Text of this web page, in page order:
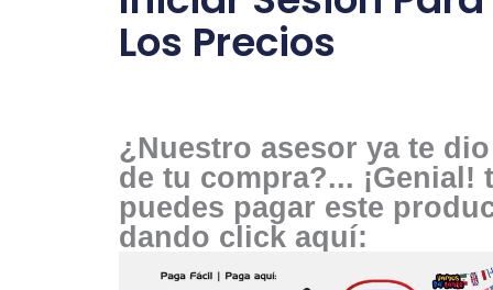
Los Precios
¿Nuestro asesor ya te
de tu compra?... ¡Genial!
puedes pagar este
dando click aquí: